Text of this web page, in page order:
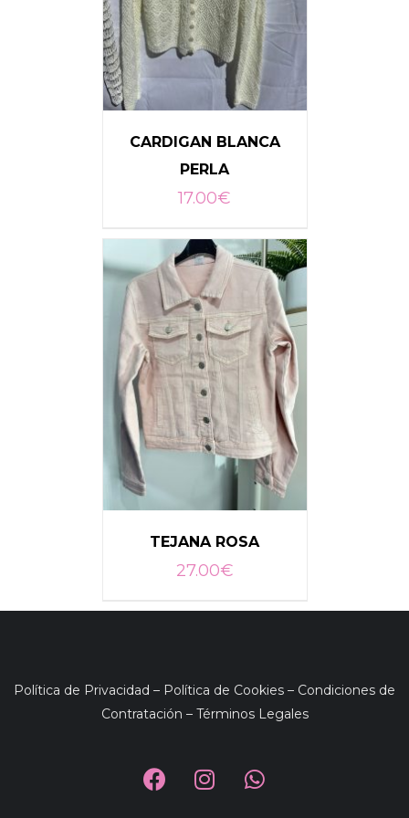
AÑADIR AL CARRITO
/
DETALLES
CARDIGAN BLANCA
PERLA
17.00€
TEJANA ROSA
27.00€
Política de Privacidad – Política de Cookies – Condiciones de
Contratación – Términos Legales